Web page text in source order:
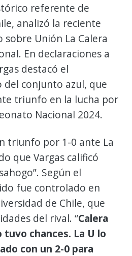
referente de
analizó la reciente
Unión La Calera
En declaraciones a
destacó el
del conjunto azul, que
triunfo en la lucha por
Nacional 2024.
triunfo por 1-0 ante La
que Vargas calificó
Según el
fue controlado en
de Chile, que
del rival. “Calera
chances. La U lo
con un 2-0 para